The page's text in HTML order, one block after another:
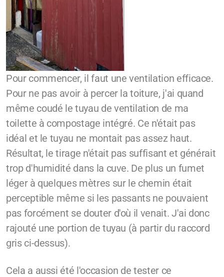
Pour commencer, il faut une ventilation efficace.
Pour ne pas avoir à percer la toiture, j'ai quand
même coudé le tuyau de ventilation de ma
toilette à compostage intégré. Ce n'était pas
idéal et le tuyau ne montait pas assez haut.
Résultat, le tirage n'était pas suffisant et générait
trop d'humidité dans la cuve. De plus un fumet
léger à quelques mètres sur le chemin était
perceptible même si les passants ne pouvaient
pas forcément se douter d'où il venait. J'ai donc
rajouté une portion de tuyau (à partir du raccord
gris ci-dessus).
Cela a aussi été l'occasion de tester ce